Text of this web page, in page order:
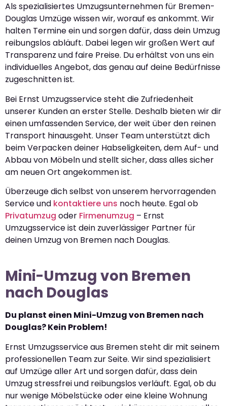
Als spezialisiertes Umzugsunternehmen für Bremen-
Douglas Umzüge wissen wir, worauf es ankommt. Wir
halten Termine ein und sorgen dafür, dass dein Umzug
reibungslos abläuft. Dabei legen wir großen Wert auf
Transparenz und faire Preise. Du erhältst von uns ein
individuelles Angebot, das genau auf deine Bedürfnisse
zugeschnitten ist.
Bei Ernst Umzugsservice steht die Zufriedenheit
unserer Kunden an erster Stelle. Deshalb bieten wir dir
einen umfassenden Service, der weit über den reinen
Transport hinausgeht. Unser Team unterstützt dich
beim Verpacken deiner Habseligkeiten, dem Auf- und
Abbau von Möbeln und stellt sicher, dass alles sicher
am neuen Ort angekommen ist.
Überzeuge dich selbst von unserem hervorragenden
Service und kontaktiere uns noch heute. Egal ob
Privatumzug oder Firmenumzug – Ernst
Umzugsservice ist dein zuverlässiger Partner für
deinen Umzug von Bremen nach Douglas.
Mini-Umzug von Bremen
nach Douglas
Du planst einen Mini-Umzug von Bremen nach
Douglas? Kein Problem!
Ernst Umzugsservice aus Bremen steht dir mit seinem
professionellen Team zur Seite. Wir sind spezialisiert
auf Umzüge aller Art und sorgen dafür, dass dein
Umzug stressfrei und reibungslos verläuft. Egal, ob du
nur wenige Möbelstücke oder eine kleine Wohnung